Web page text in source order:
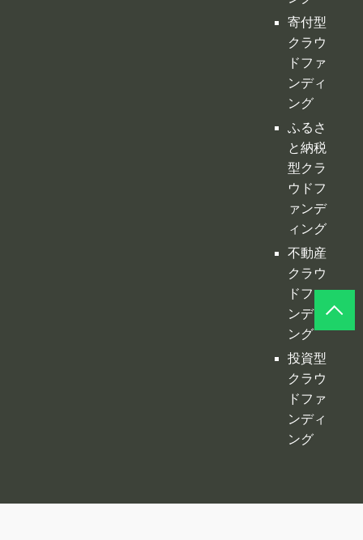
寄付型
クラウ
ドファ
ンディ
ング
ふるさ
と納税
型クラ
ウドフ
ァンデ
ィング
不動産
クラウ
ドファ
ンディ
ング
投資型
クラウ
ドファ
ンディ
ング